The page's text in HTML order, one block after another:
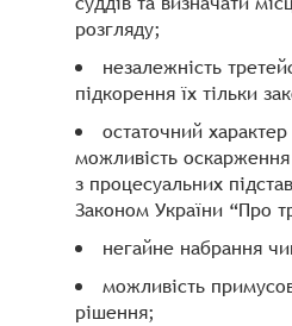
розгляду;
незалежність
підкорення їх тільки
остаточний
можливість
з процесуальних
Законом України “Про
негайне набрання
можливість
рішення;